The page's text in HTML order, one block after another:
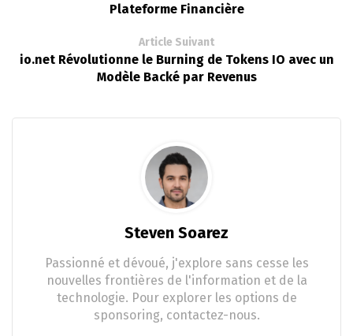
Plateforme Financière
Article Suivant
io.net Révolutionne le Burning de Tokens IO avec un
Modèle Backé par Revenus
Steven Soarez
Passionné et dévoué, j'explore sans cesse les
nouvelles frontières de l'information et de la
technologie. Pour explorer les options de
sponsoring, contactez-nous.